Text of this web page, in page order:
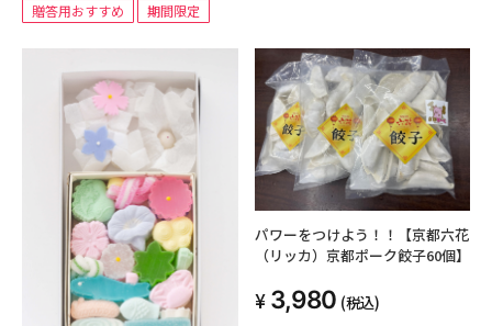
贈答用おすすめ
期間限定
パワーをつけよう！！【京都六花
（リッカ）京都ポーク餃子60個】
3,980 (税込)